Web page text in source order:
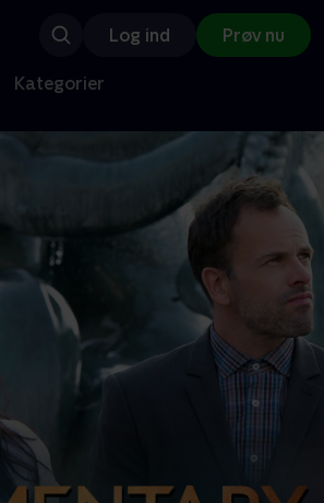
Log ind Prøv nu
Kategorier